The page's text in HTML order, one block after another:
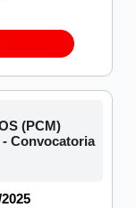
(PCM)
Convocatoria